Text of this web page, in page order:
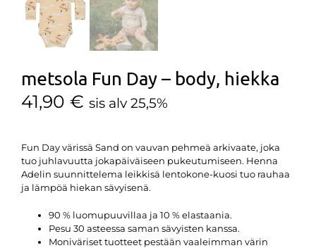
metsola Fun Day – body, hiekka
41,90 € sis alv 25,5%
Fun Day värissä Sand on vauvan pehmeä arkivaate, joka
tuo juhlavuutta jokapäiväiseen pukeutumiseen. Henna
Adelin suunnittelema leikkisä lentokone-kuosi tuo rauhaa
ja lämpöä hiekan sävyisenä.
90 % luomupuuvillaa ja 10 % elastaania.
Pesu 30 asteessa saman sävyisten kanssa.
Moniväriset tuotteet pestään vaaleimman värin